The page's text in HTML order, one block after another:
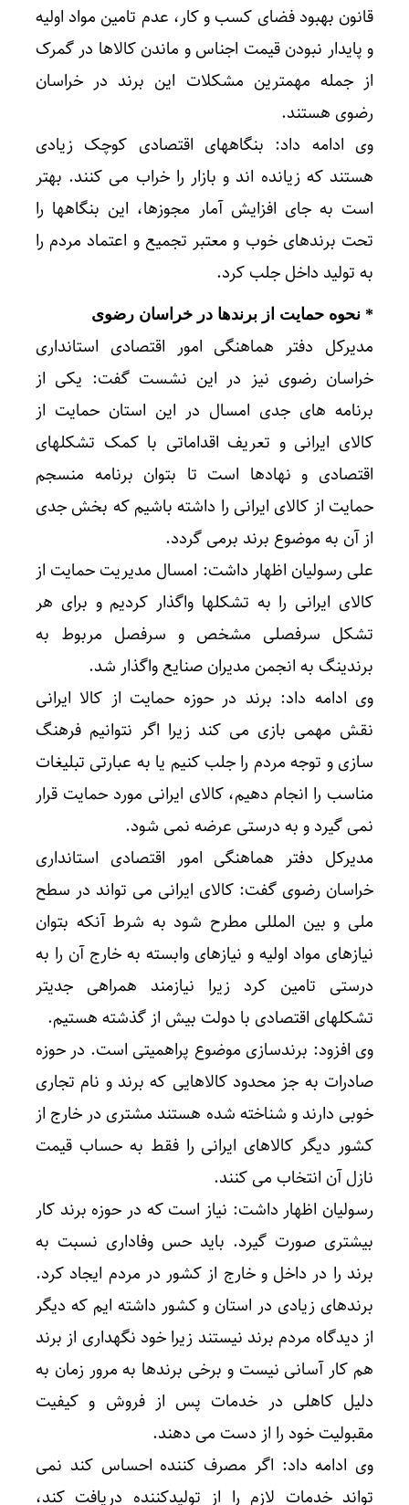
قانون بهبود فضای کسب و کار، عدم تامین مواد اولیه
و پایدار نبودن قیمت اجناس و ماندن کالاها در گمرک
از جمله مهمترین مشکلات این برند در خراسان
رضوی هستند.
وی ادامه داد: بنگاههای اقتصادی کوچک زیادی
هستند که زیانده اند و بازار را خراب می کنند. بهتر
است به جای افزایش آمار مجوزها، این بنگاهها را
تحت برندهای خوب و معتبر تجمیع و اعتماد مردم را
به تولید داخل جلب کرد.
* نحوه حمایت از برندها در خراسان رضوی
مدیرکل دفتر هماهنگی امور اقتصادی استانداری
خراسان رضوی نیز در این نشست گفت: یکی از
برنامه های جدی امسال در این استان حمایت از
کالای ایرانی و تعریف اقداماتی با کمک تشکلهای
اقتصادی و نهادها است تا بتوان برنامه منسجم
حمایت از کالای ایرانی را داشته باشیم که بخش جدی
از آن به موضوع برند برمی گردد.
علی رسولیان اظهار داشت: امسال مدیریت حمایت از
کالای ایرانی را به تشکلها واگذار کردیم و برای هر
تشکل سرفصلی مشخص و سرفصل مربوط به
برندینگ به انجمن مدیران صنایع واگذار شد.
وی ادامه داد: برند در حوزه حمایت از کالا ایرانی
نقش مهمی بازی می کند زیرا اگر نتوانیم فرهنگ
سازی و توجه مردم را جلب کنیم یا به عبارتی تبلیغات
مناسب را انجام دهیم، کالای ایرانی مورد حمایت قرار
نمی گیرد و به درستی عرضه نمی شود.
مدیرکل دفتر هماهنگی امور اقتصادی استانداری
خراسان رضوی گفت: کالای ایرانی می تواند در سطح
ملی و بین المللی مطرح شود به شرط آنکه بتوان
نیازهای مواد اولیه و نیازهای وابسته به خارج آن را به
درستی تامین کرد زیرا نیازمند همراهی جدیتر
تشکلهای اقتصادی با دولت بیش از گذشته هستیم.
وی افزود: برندسازی موضوع پراهمیتی است. در حوزه
صادرات به جز محدود کالاهایی که برند و نام تجاری
خوبی دارند و شناخته شده هستند مشتری در خارج از
کشور دیگر کالاهای ایرانی را فقط به حساب قیمت
نازل آن انتخاب می کنند.
رسولیان اظهار داشت: نیاز است که در حوزه برند کار
بیشتری صورت گیرد. باید حس وفاداری نسبت به
برند را در داخل و خارج از کشور در مردم ایجاد کرد.
برندهای زیادی در استان و کشور داشته ایم که دیگر
از دیدگاه مردم برند نیستند زیرا خود نگهداری از برند
هم کار آسانی نیست و برخی برندها به مرور زمان به
دلیل کاهلی در خدمات پس از فروش و کیفیت
مقبولیت خود را از دست می دهند.
وی ادامه داد: اگر مصرف کننده احساس کند نمی
تواند خدمات لازم را از تولیدکننده دریافت کند،